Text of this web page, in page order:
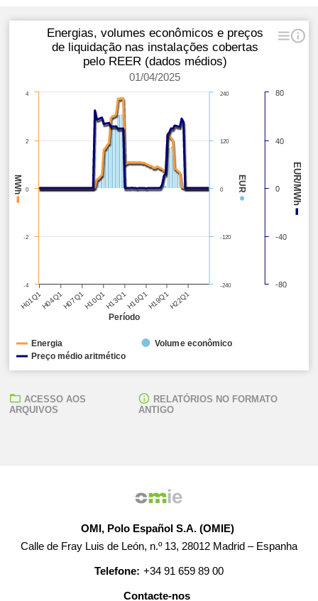
EUR/MWh
Período
MWh EUR
●
Energias, volumes econômicos e preços
de liquidação nas instalações cobertas
pelo REER (dados médios)
01/04/2025
0
40
-80
-40
80
H01Q1H04Q1H07Q1H10Q1H13Q1H16Q1H19Q1H22Q1
-4
-2
0
2
4
-240
-120
0
120
240
Energia Volume econômico
Preço médio aritmético
ACESSO AOS
ARQUIVOS
RELATÓRIOS NO FORMATO
ANTIGO
OMI, Polo Español S.A. (OMIE)
Calle de Fray Luis de León, n.º 13, 28012 Madrid – Espanha
Telefone: +34 91 659 89 00
Contacte-nos